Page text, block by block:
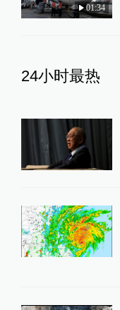
01:34
24小时最热